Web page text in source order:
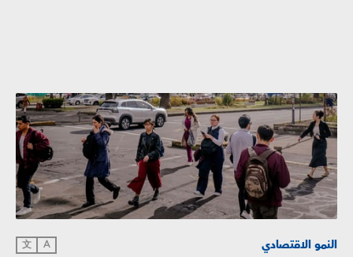
النمو الاقتصادي A
文